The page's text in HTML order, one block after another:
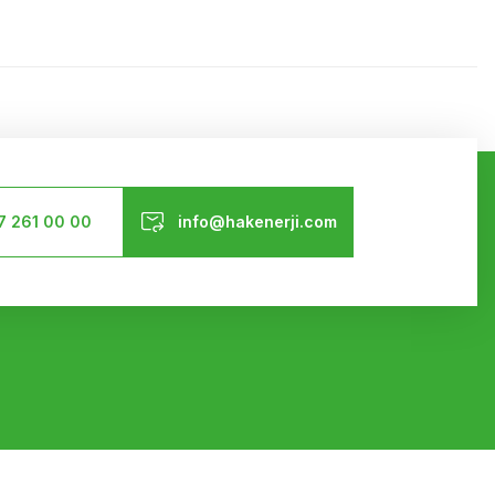
261 00 00 info@hakenerji.com